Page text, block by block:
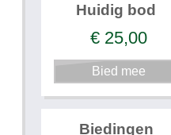
Huidig bod
€ 25,00
Biedingen